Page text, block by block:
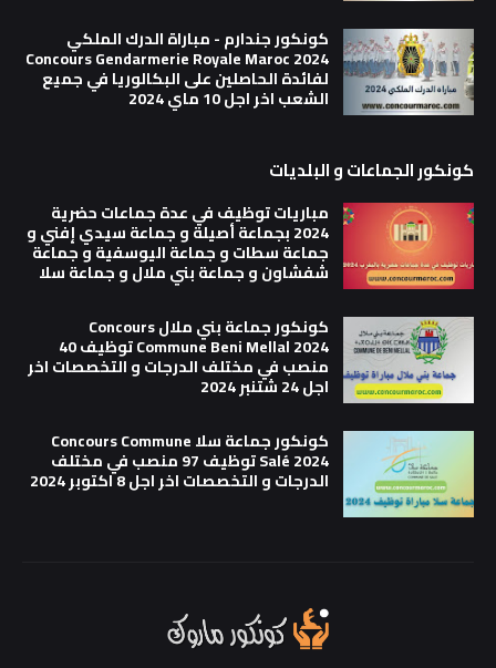
كونكور جندارم - مباراة الدرك الملكي
Concours Gendarmerie Royale Maroc 2024
لفائدة الحاصلين على البكالوريا في جميع
الشعب اخر اجل 10 ماي 2024
كونكور الجماعات و البلديات
مباريات توظيف في عدة جماعات حضرية
2024 بجماعة أصيلة و جماعة سيدي إفني و
جماعة سطات و جماعة اليوسفية و جماعة
شفشاون و جماعة بني ملال و جماعة سلا
كونكور جماعة بني ملال Concours
Commune Beni Mellal 2024 توظيف 40
منصب في مختلف الدرجات و التخصصات اخر
اجل 24 شتنبر 2024
كونكور جماعة سلا Concours Commune
Salé 2024 توظيف 97 منصب في مختلف
الدرجات و التخصصات اخر اجل 8 اكتوبر 2024